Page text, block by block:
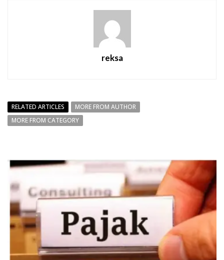
reksa
RELATED ARTICLES
MORE FROM AUTHOR
MORE FROM CATEGORY